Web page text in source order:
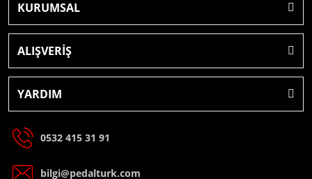
KURUMSAL
ALIŞVERİŞ
YARDIM
0532 415 31 91
bilgi@pedalturk.com